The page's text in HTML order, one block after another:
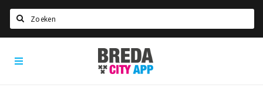
Home
Breda
City
App